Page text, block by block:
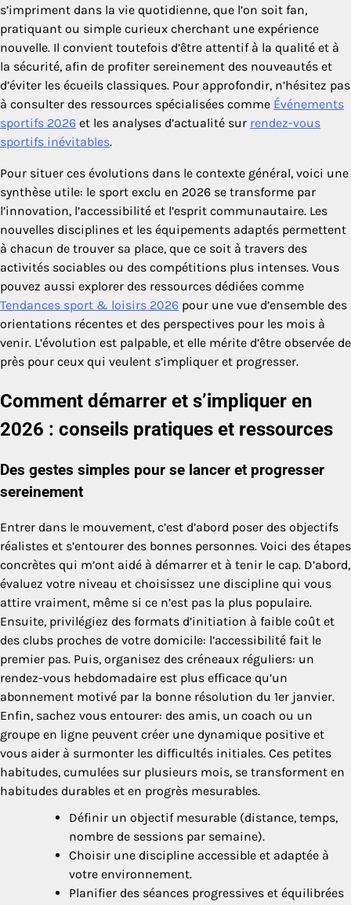
s’impriment dans la vie quotidienne, que l’on soit fan,
pratiquant ou simple curieux cherchant une expérience
nouvelle. Il convient toutefois d’être attentif à la qualité et à
la sécurité, afin de profiter sereinement des nouveautés et
d’éviter les écueils classiques. Pour approfondir, n’hésitez pas
à consulter des ressources spécialisées comme Événements
sportifs 2026 et les analyses d’actualité sur rendez-vous
sportifs inévitables.
Pour situer ces évolutions dans le contexte général, voici une
synthèse utile: le sport exclu en 2026 se transforme par
l’innovation, l’accessibilité et l’esprit communautaire. Les
nouvelles disciplines et les équipements adaptés permettent
à chacun de trouver sa place, que ce soit à travers des
activités sociables ou des compétitions plus intenses. Vous
pouvez aussi explorer des ressources dédiées comme
Tendances sport & loisirs 2026 pour une vue d’ensemble des
orientations récentes et des perspectives pour les mois à
venir. L’évolution est palpable, et elle mérite d’être observée de
près pour ceux qui veulent s’impliquer et progresser.
Comment démarrer et s’impliquer en
2026 : conseils pratiques et ressources
Des gestes simples pour se lancer et progresser
sereinement
Entrer dans le mouvement, c’est d’abord poser des objectifs
réalistes et s’entourer des bonnes personnes. Voici des étapes
concrètes qui m’ont aidé à démarrer et à tenir le cap. D’abord,
évaluez votre niveau et choisissez une discipline qui vous
attire vraiment, même si ce n’est pas la plus populaire.
Ensuite, privilégiez des formats d’initiation à faible coût et
des clubs proches de votre domicile: l’accessibilité fait le
premier pas. Puis, organisez des créneaux réguliers: un
rendez-vous hebdomadaire est plus efficace qu’un
abonnement motivé par la bonne résolution du 1er janvier.
Enfin, sachez vous entourer: des amis, un coach ou un
groupe en ligne peuvent créer une dynamique positive et
vous aider à surmonter les difficultés initiales. Ces petites
habitudes, cumulées sur plusieurs mois, se transforment en
habitudes durables et en progrès mesurables.
Définir un objectif mesurable (distance, temps,
nombre de sessions par semaine).
Choisir une discipline accessible et adaptée à
votre environnement.
Planifier des séances progressives et équilibrées